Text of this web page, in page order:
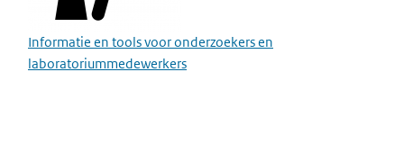
Informatie en tools voor onderzoekers en
laboratoriummedewerkers